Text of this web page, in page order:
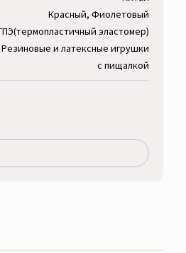
Красный, Фиолетовый
эластомер)
Резиновые и латексные игрушки
с пищалкой